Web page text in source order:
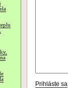
Prihláste sa